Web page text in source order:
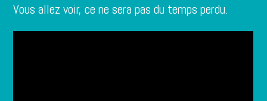
Vous allez voir, ce ne sera pas du temps perdu.